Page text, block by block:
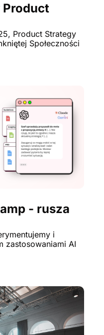
Product
Product Strategy
Społeczności
- rusza
i
zastosowaniami AI